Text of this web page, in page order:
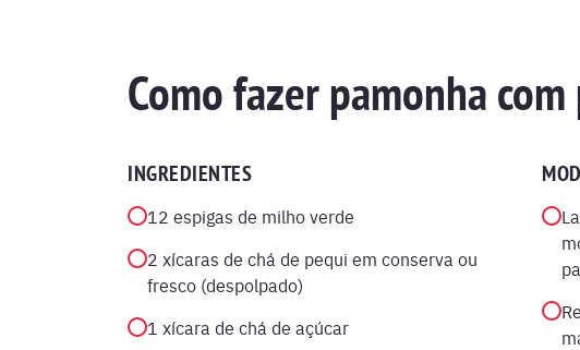
Como fazer pamonha
INGREDIENTES
12 espigas de milho verde
2 xícaras de chá de pequi em conserva ou
fresco (despolpado)
1 xícara de chá de açúcar